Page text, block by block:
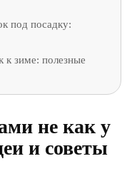
под посадку:
к зиме: полезные
не как у
и советы